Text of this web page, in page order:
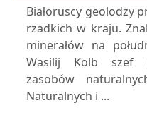
Białoruscy geolodzy
rzadkich w kraju.
minerałów na
Wasilij Kolb szef
zasobów
Naturalnych i ...